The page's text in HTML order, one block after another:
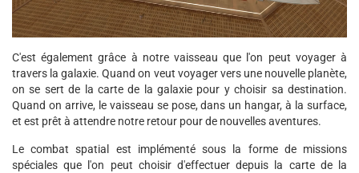
C'est également grâce à notre vaisseau que l'on peut voyager à
travers la galaxie. Quand on veut voyager vers une nouvelle planète,
on se sert de la carte de la galaxie pour y choisir sa destination.
Quand on arrive, le vaisseau se pose, dans un hangar, à la surface,
et est prêt à attendre notre retour pour de nouvelles aventures.
Le combat spatial est implémenté sous la forme de missions
spéciales que l'on peut choisir d'effectuer depuis la carte de la